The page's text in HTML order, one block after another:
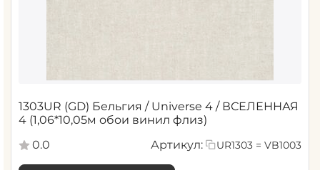
1303UR (GD) Бельгия / Universe 4 / ВСЕЛЕННАЯ
4 (1,06*10,05м обои винил флиз)
0.0
Артикул: UR1303 = VB1003